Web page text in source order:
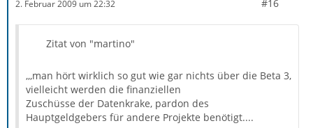
2. Februar 2009 um 22:32 #16
Zitat von "martino"
,,,man hört wirklich so gut wie gar nichts über die Beta 3,
vielleicht werden die finanziellen
Zuschüsse der Datenkrake, pardon des
Hauptgeldgebers für andere Projekte benötigt....